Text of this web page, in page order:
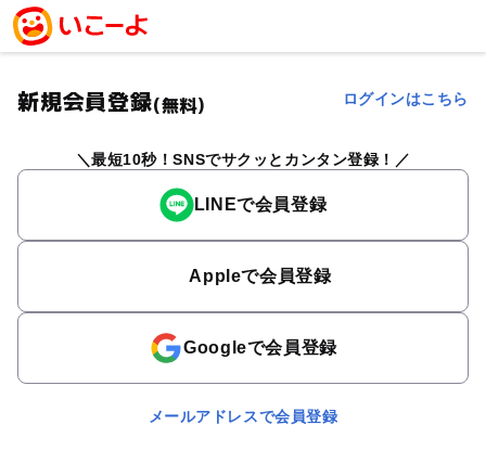
新規会員登録(無料) ログインはこちら
最短10秒！SNSでサクッとカンタン登録！
LINEで会員登録
Appleで会員登録
Googleで会員登録
メールアドレスで会員登録